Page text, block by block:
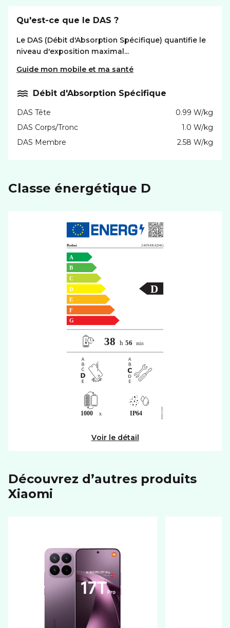
Qu'est-ce que le DAS ?
Le DAS (Débit d'Absorption Spécifique) quantifie le
niveau d'exposition maximal...
Guide mon mobile et ma santé
Débit d'Absorption Spécifique
DAS Tête
0.99 W/kg
DAS Corps/Tronc
1.0 W/kg
DAS Membre
2.58 W/kg
Classe énergétique D
Voir le détail
Découvrez d’autres produits
xiaomi